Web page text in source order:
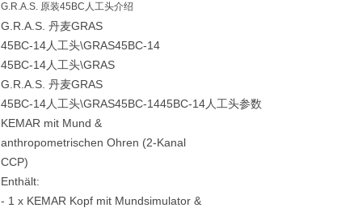
G.R.A.S. 原装45BC人工头介绍
G.R.A.S. 丹麦GRAS
45BC-14人工头\GRAS45BC-14
45BC-14人工头\GRAS
G.R.A.S. 丹麦GRAS
45BC-14人工头\GRAS45BC-1445BC-14人工头参数
KEMAR mit Mund &
anthropometrischen Ohren (2-Kanal
CCP)
Enthält:
- 1 x KEMAR Kopf mit Mundsimulator &